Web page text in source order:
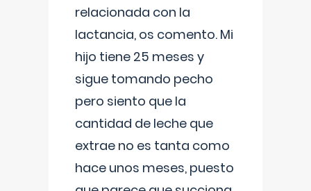
relacionada con la
lactancia, os comento. Mi
hijo tiene 25 meses y
sigue tomando pecho
pero siento que la
cantidad de leche que
extrae no es tanta como
hace unos meses, puesto